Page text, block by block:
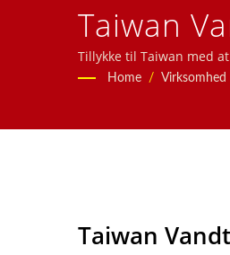
Taiwan
Tillykke til Taiwan med
transportbåndsystemer,
Home / Virksomhed
Taiwan